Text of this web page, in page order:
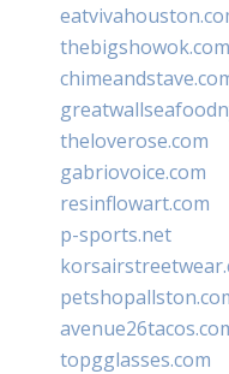
thebigshowok.com
theloverose.com
gabriovoice.com
resinflowart.com
p-sports.net
topgglasses.com